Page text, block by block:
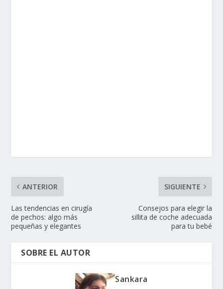
ANTERIOR
Las tendencias en cirugía
de pechos: algo más
pequeñas y elegantes
SIGUIENTE
Consejos para elegir la
sillita de coche adecuada
para tu bebé
SOBRE EL AUTOR
Sankara